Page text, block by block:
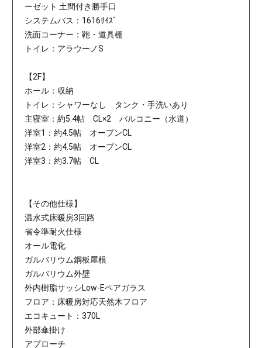
ーゼット 土間付き勝手口
システムバス：1616ｻｲｽﾞ
洗面コーナー：鞄・道具棚
トイレ：アラウーノS
【2F】
ホール：収納
トイレ：シャワーなし タンク・手洗いあり
主寝室：約5.4帖 CL×2 バルコニー（水道）
洋室1：約4.5帖 オープンCL
洋室2：約4.5帖 オープンCL
洋室3：約3.7帖 CL
【その他仕様】
温水式床暖房3回路
省令準耐火仕様
オール電化
ガルバリウム鋼板屋根
ガルバリウム外壁
外内樹脂サッシLow-Eペアガラス
フロア：床暖房対応天然木フロア
エコキュート：370L
外部傘掛け
アプローチ